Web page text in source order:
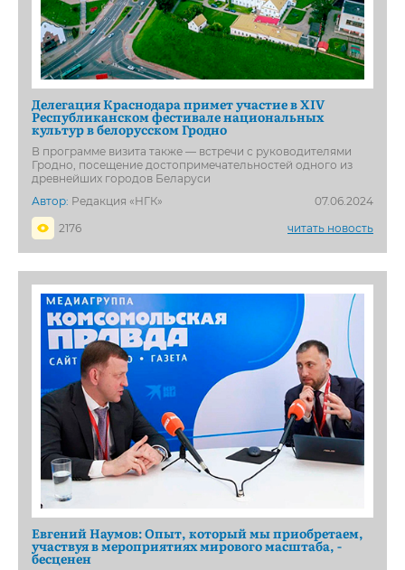
Делегация Краснодара примет участие в XIV
Республиканском фестивале национальных
культур в белорусском Гродно
В программе визита также — встречи с руководителями
Гродно, посещение достопримечательностей одного из
древнейших городов Беларуси
Автор: Редакция «НГК»
07.06.2024
2176
читать новость
Евгений Наумов: Опыт, который мы приобретаем,
участвуя в мероприятиях мирового масштаба, -
бесценен